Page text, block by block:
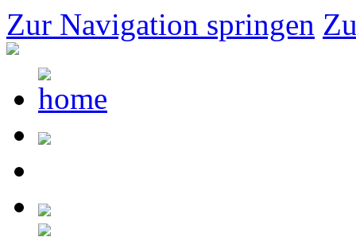
Zur Navigation springen